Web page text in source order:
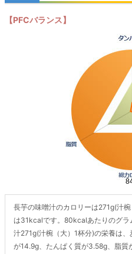
【PFCバランス】
長芋の味噌汁のカロリーは271g(汁
は31kcalです。80kcalあたりのグ
汁271g(汁椀（大）1杯分)の栄養は
が14.9g、たんぱく質が3.58g、脂質